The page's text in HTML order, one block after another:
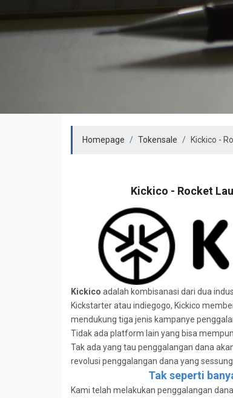
Homepage Tokensale Kickico -
Kickico - Rocket
Kickico adalah kombisanasi dari dua
Kickstarter atau indiegogo, Kickico
mendukung tiga jenis kampanye
Tidak ada platform lain yang bisa
Tak ada yang tau penggalangan dana
revolusi penggalangan dana yang
Tak seperti
Kami telah melakukan penggalangan